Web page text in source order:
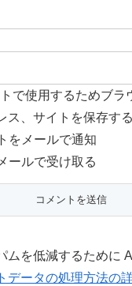
で使用するためブラ
ス、サイトを保存する
をメールで通知
ールで受け取る
ムを低減するために
データの処理方法の